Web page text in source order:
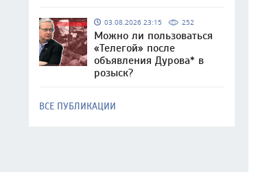
03.08.2026 23:15 252
Можно ли пользоваться
«Телегой» после
объявления Дурова* в
розыск?
ВСЕ ПУБЛИКАЦИИ